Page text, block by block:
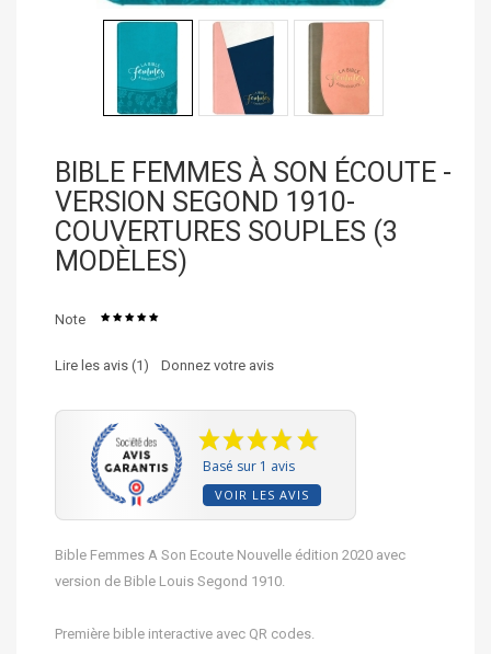
BIBLE FEMMES À SON ÉCOUTE -
VERSION SEGOND 1910-
COUVERTURES SOUPLES (3
MODÈLES)
Note
Lire les avis (1) Donnez votre avis
Basé sur 1 avis
VOIR LES AVIS
Bible Femmes A Son Ecoute Nouvelle édition 2020 avec
version de Bible Louis Segond 1910.
Première bible interactive avec QR codes.